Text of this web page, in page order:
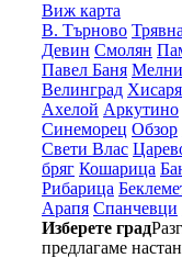
Виж карта
В. Търново Трявна
Девин Смолян
Павел Баня
Велинград Хисаря
Ахелой Аркутино
Синеморец Обзор
Свети Влас
бряг Кошарица
Рибарица
Арапя Спанчевци
Изберете град
предлагаме